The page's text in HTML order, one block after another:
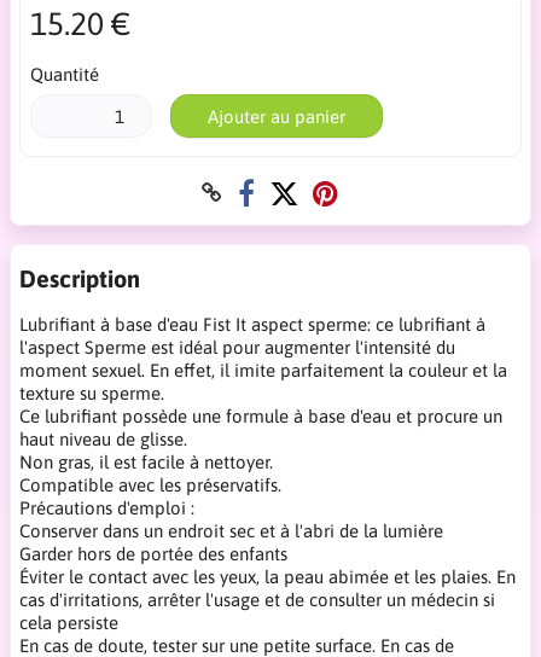
15.20 €
Quantité
Ajouter au panier
Description
Lubrifiant à base d'eau Fist It aspect sperme: ce lubrifiant à
l'aspect Sperme est idéal pour augmenter l'intensité du
moment sexuel. En effet, il imite parfaitement la couleur et la
texture su sperme.
Ce lubrifiant possède une formule à base d'eau et procure un
haut niveau de glisse.
Non gras, il est facile à nettoyer.
Compatible avec les préservatifs.
Précautions d'emploi :
Conserver dans un endroit sec et à l'abri de la lumière
Garder hors de portée des enfants
Éviter le contact avec les yeux, la peau abimée et les plaies. En
cas d'irritations, arrêter l'usage et de consulter un médecin si
cela persiste
En cas de doute, tester sur une petite surface. En cas de